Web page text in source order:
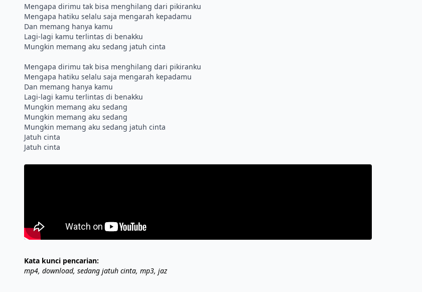
Mengapa dirimu tak bisa menghilang dari pikiranku
Mengapa hatiku selalu saja mengarah kepadamu
Dan memang hanya kamu
Lagi-lagi kamu terlintas di benakku
Mungkin memang aku sedang jatuh cinta
Mengapa dirimu tak bisa menghilang dari pikiranku
Mengapa hatiku selalu saja mengarah kepadamu
Dan memang hanya kamu
Lagi-lagi kamu terlintas di benakku
Mungkin memang aku sedang
Mungkin memang aku sedang
Mungkin memang aku sedang jatuh cinta
Jatuh cinta
Kata kunci pencarian:
mp4, download, sedang jatuh cinta, mp3, jaz